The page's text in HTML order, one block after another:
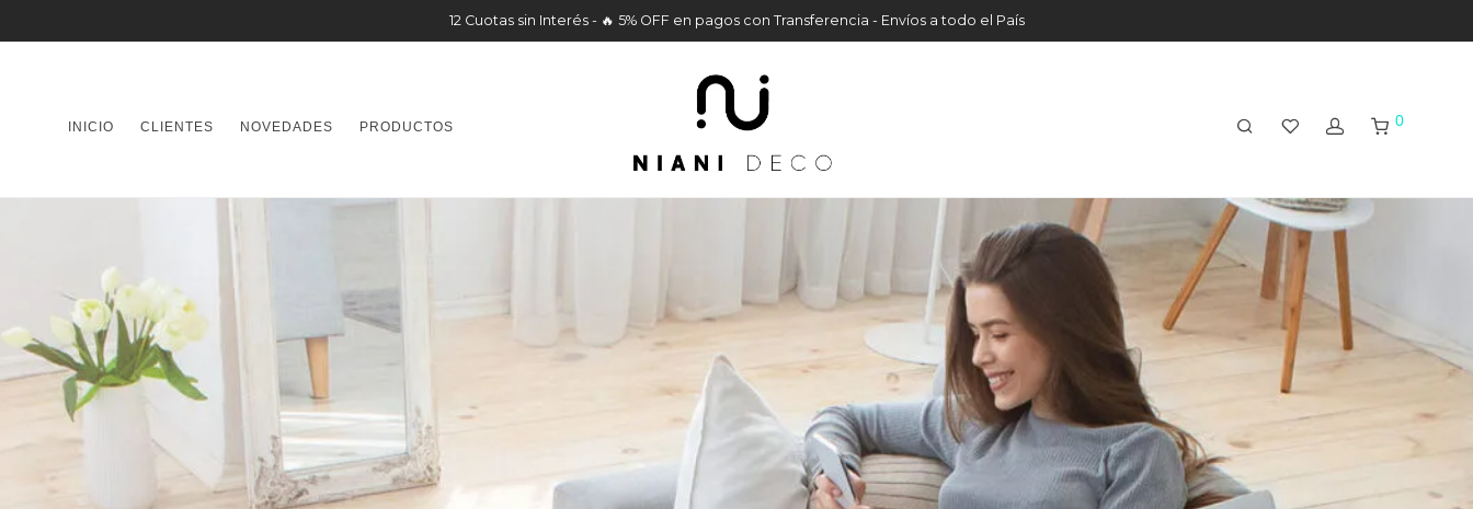
12 Cuotas sin Interés - 🔥 5% OFF en pagos con Transferencia - Envíos a todo el País
INICIO CLIENTES NOVEDADES PRODUCTOS 0